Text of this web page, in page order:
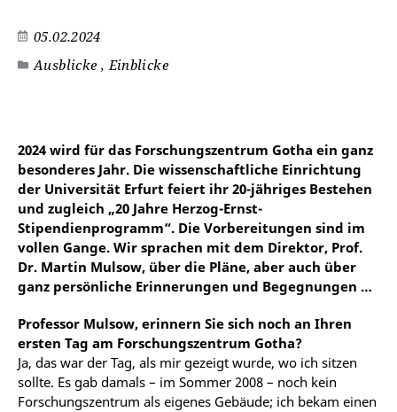
05.02.2024
Ausblicke , Einblicke
2024 wird für das Forschungszentrum Gotha ein ganz
besonderes Jahr. Die wissenschaftliche Einrichtung
der Universität Erfurt feiert ihr 20-jähriges Bestehen
und zugleich „20 Jahre Herzog-Ernst-
Stipendienprogramm“. Die Vorbereitungen sind im
vollen Gange. Wir sprachen mit dem Direktor, Prof.
Dr. Martin Mulsow, über die Pläne, aber auch über
ganz persönliche Erinnerungen und Begegnungen …
Professor Mulsow, erinnern Sie sich noch an Ihren
ersten Tag am Forschungszentrum Gotha?
Ja, das war der Tag, als mir gezeigt wurde, wo ich sitzen
sollte. Es gab damals – im Sommer 2008 – noch kein
Forschungszentrum als eigenes Gebäude; ich bekam einen